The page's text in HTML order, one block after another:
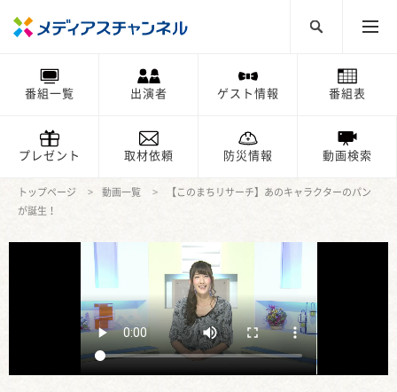
番組一覧 出演者 ゲスト情報 番組表
プレゼント 取材依頼 防災情報 動画検索
トップページ 動画一覧
【このまちリサーチ】あのキャラクターのパン
が誕生！